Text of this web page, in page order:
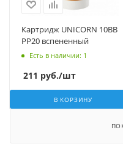
Картридж UNICORN 10BB
PP20 вспененный
Есть в наличии: 1
211 руб./шт
В КОРЗИНУ